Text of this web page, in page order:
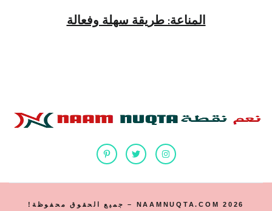
المناعة: طريقة سهلة وفعالة
2026 NAAMNUQTA.COM – جميع الحقوق محفوظة!